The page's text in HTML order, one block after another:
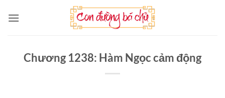
qua
Chương 1238: Hàm Ngọc cảm động